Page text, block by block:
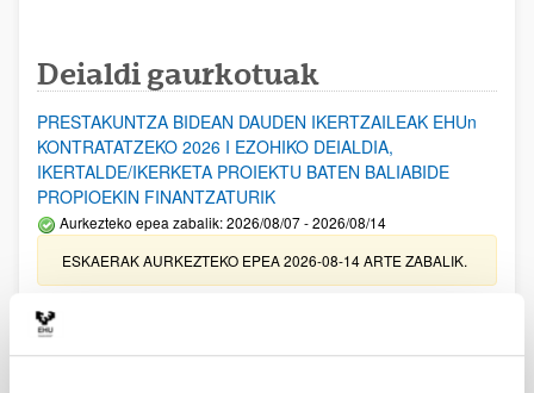
Deialdi gaurkotuak
PRESTAKUNTZA BIDEAN DAUDEN IKERTZAILEAK EHUn
KONTRATATZEKO 2026 I EZOHIKO DEIALDIA,
IKERTALDE/IKERKETA PROIEKTU BATEN BALIABIDE
PROPIOEKIN FINANTZATURIK
Aurkezteko epea zabalik: 2026/08/07 - 2026/08/14
ESKAERAK AURKEZTEKO EPEA 2026-08-14 ARTE ZABALIK.
UPV/EHUn Azpiegitura Zientifikoa eta Funts Bibliografikoak
erosi eta berritzeko laguntzak 2026